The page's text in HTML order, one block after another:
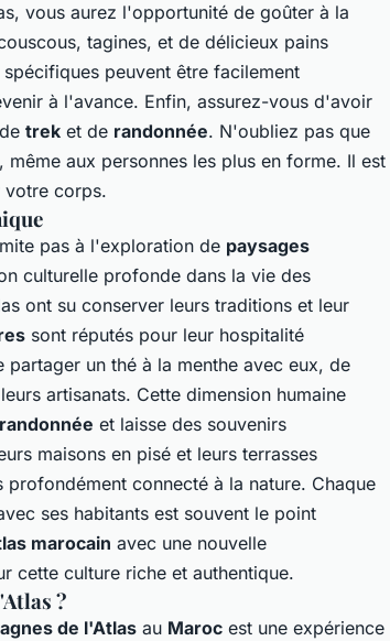
vous aurez l'opportunité de goûter à la
, tagines, et de délicieux pains
peuvent être facilement
à l'avance. Enfin, assurez-vous d'avoir
trek et de randonnée. N'oubliez pas que
aux personnes les plus en forme. Il est
corps.
pas à l'exploration de paysages
culturelle profonde dans la vie des
ont su conserver leurs traditions et leur
sont réputés pour leur hospitalité
un thé à la menthe avec eux, de
artisanats. Cette dimension humaine
randonnée et laisse des souvenirs
maisons en pisé et leurs terrasses
connecté à la nature. Chaque
ses habitants est souvent le point
marocain avec une nouvelle
cette culture riche et authentique.
?
de l'Atlas au Maroc est une expérience